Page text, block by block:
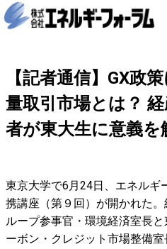
【記者通信】GX政
量取引市場とは？
者が東大生に意義を
東京大学で6月24日、エネルギ
携講座（第９回）が開かれた
ループ参事官・環境経済室長
ーボン・クレジット市場整備